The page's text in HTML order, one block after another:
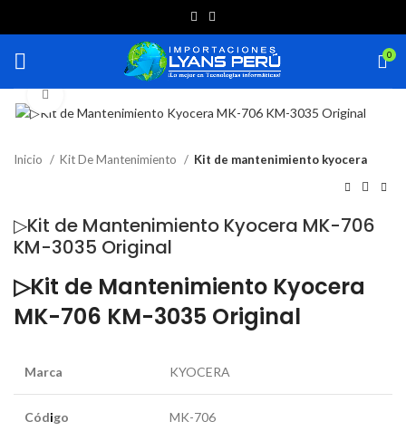
0
Inicio Kit De Mantenimiento Kit de mantenimiento kyocera
▷Kit de Mantenimiento Kyocera MK-706
KM-3035 Original
▷Kit de Mantenimiento Kyocera
MK-706 KM-3035 Original
Marca KYOCERA
Código MK-706